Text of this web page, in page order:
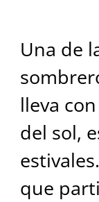
Una de
lleva
del sol,
que